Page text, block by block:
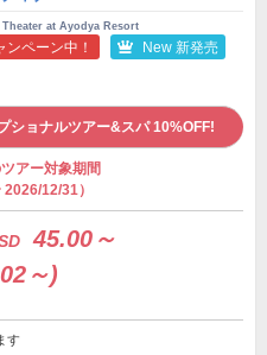
Theater at Ayodya Resort
ンペーン中！ New 新発売
ショナルツアー&スパ 10%OFF!
ツアー対象期間
12/31）
45.00～
～)
す